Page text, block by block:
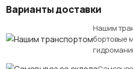
Варианты доставки
Нашим
бортовые